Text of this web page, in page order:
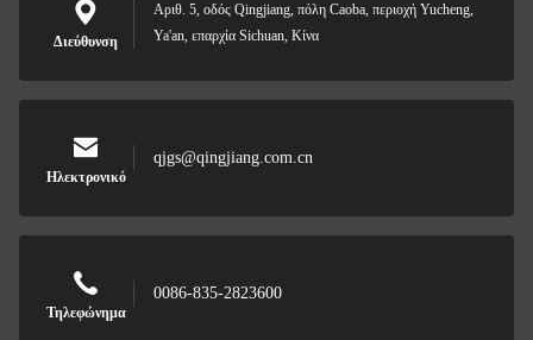
Διεύθυνση
Αριθ. 5, οδός Qingjiang, πόλη Caoba, περιοχή Yucheng,
Ya'an, επαρχία Sichuan, Κίνα
Ηλεκτρονικό
qjgs@qingjiang.com.cn
Τηλεφώνημα
0086-835-2823600